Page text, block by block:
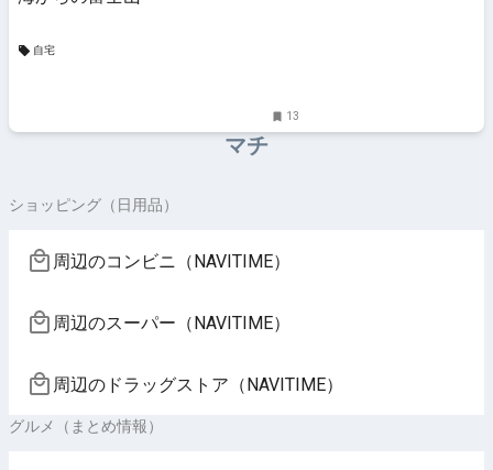
自宅
13
マチ
ショッピング（日用品）
周辺のコンビニ（NAVITIME）
周辺のスーパー（NAVITIME）
周辺のドラッグストア（NAVITIME）
グルメ（まとめ情報）